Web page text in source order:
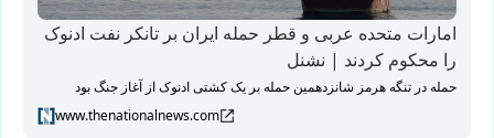
امارات متحده عربی و قطر حمله ایران بر تانکر نفت ادنوک
را محکوم کردند | نشنل
حمله در تنگه هرمز شانزدهمین حمله بر یک کشتی ادنوک از آغاز جنگ بود
www.thenationalnews.com